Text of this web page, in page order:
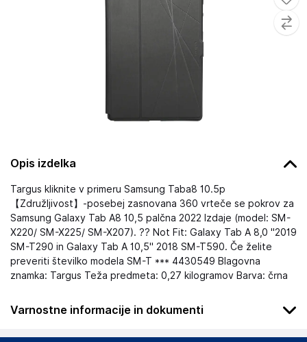
Opis izdelka
Targus kliknite v primeru Samsung Taba8 10.5p
【Združljivost】-posebej zasnovana 360 vrteče se pokrov za
Samsung Galaxy Tab A8 10,5 palčna 2022 Izdaje (model: SM-
X220/ SM-X225/ SM-X207). ?? Not Fit: Galaxy Tab A 8,0 ''2019
SM-T290 in Galaxy Tab A 10,5'' 2018 SM-T590. Če želite
preveriti številko modela SM-T *** 4430549 Blagovna
znamka: Targus Teža predmeta: 0,27 kilogramov Barva: črna
Varnostne informacije in dokumenti
Podatki o proizvajalcu